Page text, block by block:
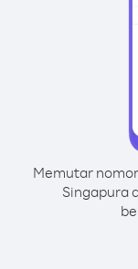
Memutar
Singapura